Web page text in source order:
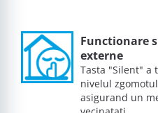
Functionare
externe
Tasta "Silent" a
nivelul
asigurand un